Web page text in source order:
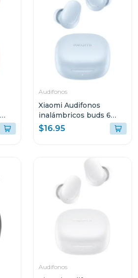
Audifonos
Xiaomi Audifonos
inalámbricos buds 6
play negro azul 2420e1a
$16.95
Audifonos